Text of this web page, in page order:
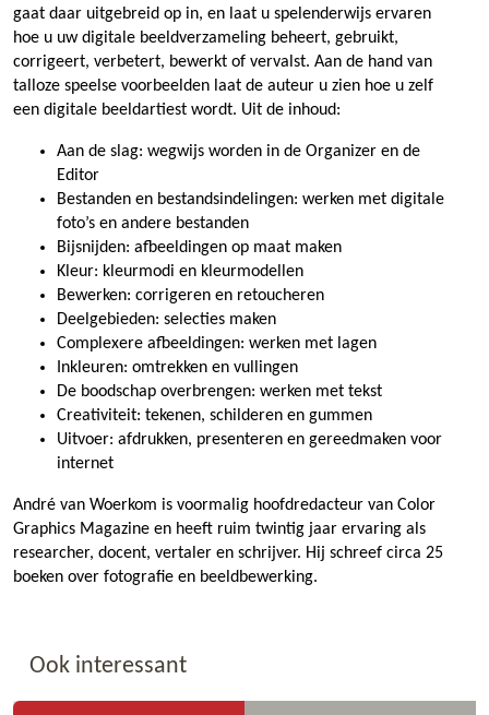
gaat daar uitgebreid op in, en laat u spelenderwijs ervaren
hoe u uw digitale beeldverzameling beheert, gebruikt,
corrigeert, verbetert, bewerkt of vervalst. Aan de hand van
talloze speelse voorbeelden laat de auteur u zien hoe u zelf
een digitale beeldartiest wordt. Uit de inhoud:
Aan de slag: wegwijs worden in de Organizer en de
Editor
Bestanden en bestandsindelingen: werken met digitale
foto’s en andere bestanden
Bijsnijden: afbeeldingen op maat maken
Kleur: kleurmodi en kleurmodellen
Bewerken: corrigeren en retoucheren
Deelgebieden: selecties maken
Complexere afbeeldingen: werken met lagen
Inkleuren: omtrekken en vullingen
De boodschap overbrengen: werken met tekst
Creativiteit: tekenen, schilderen en gummen
Uitvoer: afdrukken, presenteren en gereedmaken voor
internet
André van Woerkom is voormalig hoofdredacteur van Color
Graphics Magazine en heeft ruim twintig jaar ervaring als
researcher, docent, vertaler en schrijver. Hij schreef circa 25
boeken over fotografie en beeldbewerking.
Ook interessant